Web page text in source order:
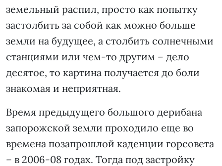
земельный распил, просто как попытку
застолбить за собой как можно больше
земли на будущее, а столбить солнечными
станциями или чем-то другим – дело
десятое, то картина получается до боли
знакомая и неприятная.
Время предыдущего большого дерибана
запорожской земли проходило еще во
времена позапрошлой каденции горсовета
– в 2006-08 годах. Тогда под застройку